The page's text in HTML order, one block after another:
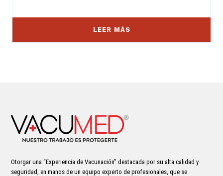
LEER MÁS
Otorgar una “Experiencia de Vacunación” destacada por su alta calidad y
seguridad, en manos de un equipo experto de profesionales, que se